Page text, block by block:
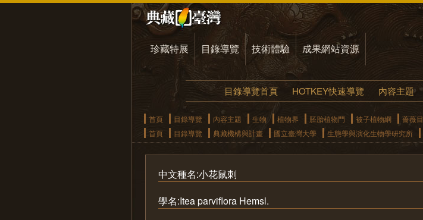
珍藏特展 目錄導覽 技術體驗 成果網站資源
目錄導覽首頁 HOTKEY快速導覽 內容主題
首頁 目錄導覽 內容主題 生物 植物界 胚胎植物門 被子植物綱 薔薇目
首頁
目錄導覽 典藏機構與計畫 國立臺灣大學 生態學與演化生物學研究所
中文種名:小花鼠刺
學名:Itea parviflora Hemsl.